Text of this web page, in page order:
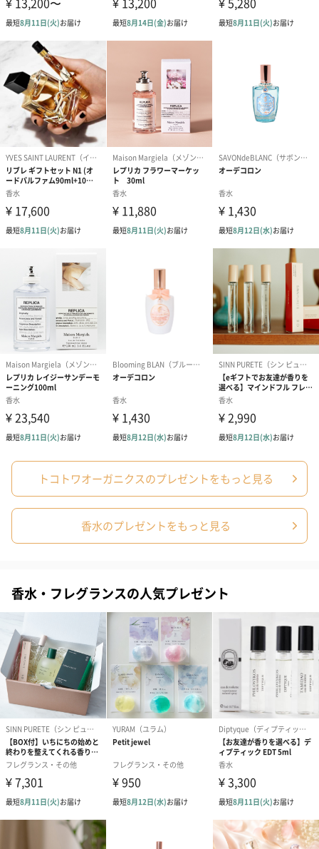
お出かけ前や、新しく何かに取り組みたい時におすすめです。
天然石は、ホワイトジェイドです。（純粋、友情と愛情、人生の
成功と繁栄）
tokotowa organics
ブランドコンセプト
と人も､そして人と自然も。互いへの思いやりは、ずっと変わらず
永遠に続くもの。
愛情を込めて育むオーガニックの手法もまた、永遠に続く自然と
人の想いやりの姿です。
トコトワオーガニクスは､大自然の輝きとともに､愛と美しさの宝
物をお届けします。
大切な方への贈り物として
美しく心地よい日々を
ピュアトリートメントパフュームは、100％自然成分から作られた
アします。
いつもお世話になっている方や、大切な方への贈り物としていか
PINK～ロー
桃の香り～
全成分：エタノール※、香料 ※認定オーガニック成分
主要エッセンシャルオイル：ローズ、月桃、イランイ
ラン、パルマローザ、ラベンダー、
ネロリ、サンダルウッド、他
天然石：ローズクォーツ（天然石の意味：恋愛運、結
婚運、女性の魅力
本の柚子とジ
ュニパーの香
り～
全成分：エタノール※、香料 ※認定オーガニック成分
主要エッセンシャルオイル：柚子、ジュニパー、グレ
ープフルーツ、レモングラス、
サンダルウッド、ベチバー、他
天然石：タイガーアイ（天然石の意味：運気向上、ス
トレスをはねのける力、仕事運アップ）
LIGHT BLUE
～日本の橙と
バニラの香り
全成分：エタノール※、香料 ※認定オーガニック成分
主要エッセンシャルオイル：橙、バニラ、ネロリ、カ
モマイル、プチグレン、
ユーカリレモン、シダーウッド、他
天然石：ブルーオニキス（天然石の意味：心身のバラ
ンス、魔除け、平和な人間関係）
トコトワオーガニクスのプレゼントをもっと見る
香水のプレゼントをもっと見る
香水・フレグランスの人気プレゼント